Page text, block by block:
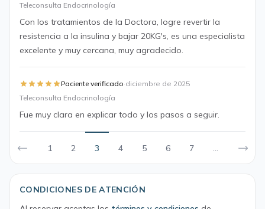
Teleconsulta Endocrinología
Con los tratamientos de la Doctora, logre revertir la
resistencia a la insulina y bajar 20KG's, es una especialista
excelente y muy cercana, muy agradecido.
Paciente verificado·diciembre de 2025
Teleconsulta Endocrinología
Fue muy clara en explicar todo y los pasos a seguir.
1 2 3 4 5 6 7 ...
CONDICIONES DE ATENCIÓN